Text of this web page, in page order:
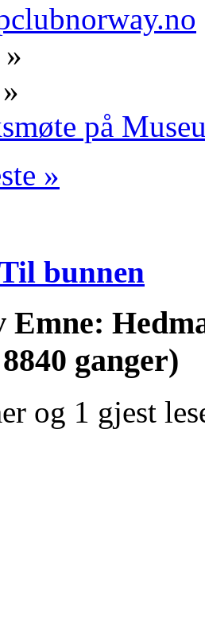
»
»
på
»
bunnen
Emne:
ganger)
og 1 gjest